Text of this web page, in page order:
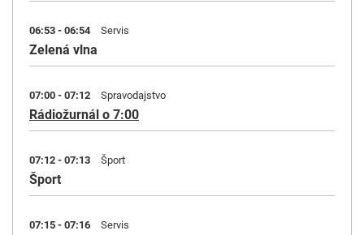
06:53 - 06:54 Servis
Zelená vlna
07:00 - 07:12 Spravodajstvo
Rádiožurnál o 7:00
07:12 - 07:13 Šport
Šport
07:15 - 07:16 Servis